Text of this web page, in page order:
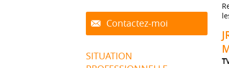
Contactez-moi
SITUATION